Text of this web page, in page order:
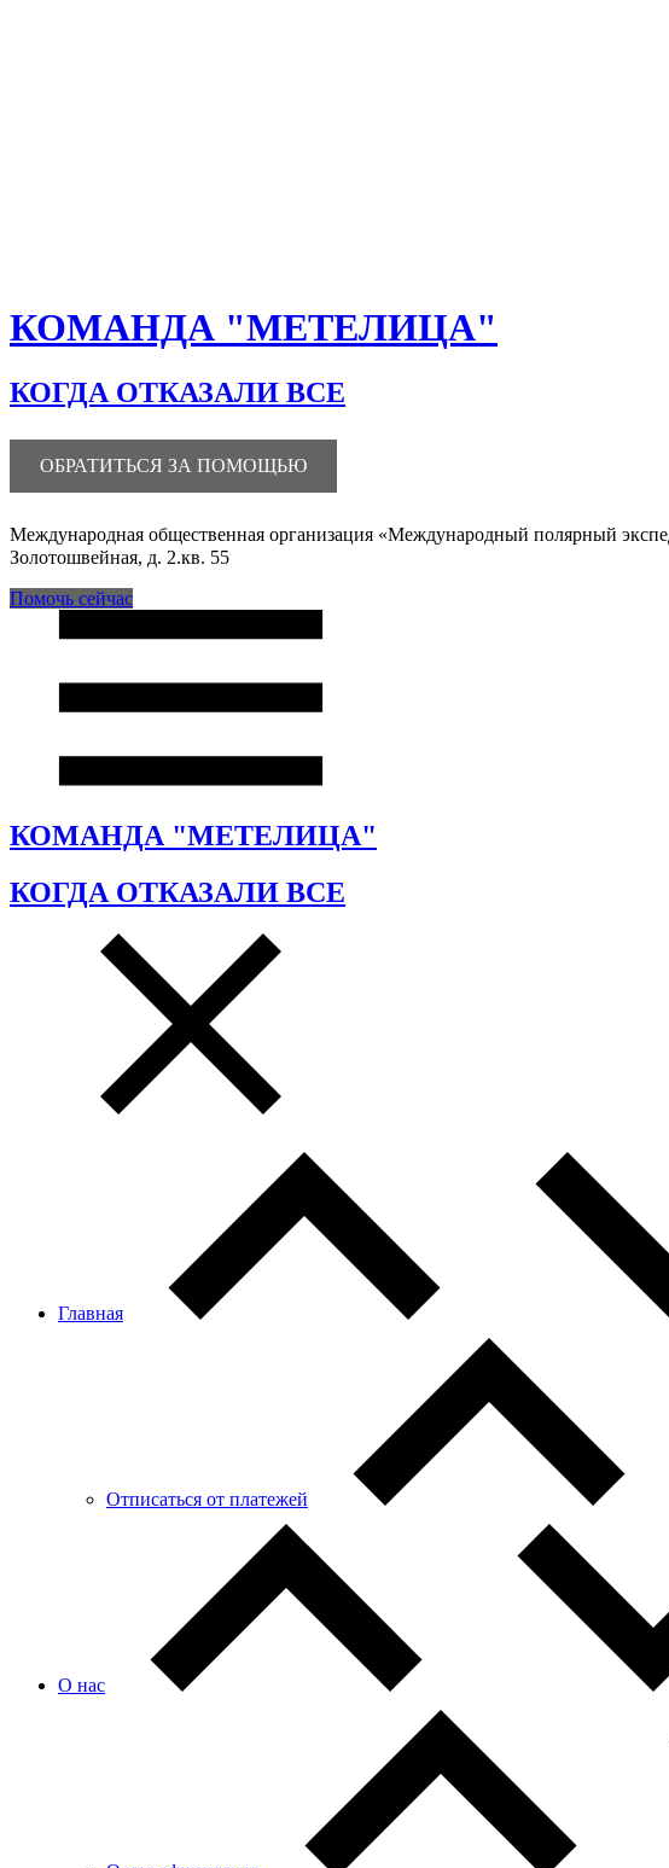
КОМАНДА "МЕТЕЛИЦА"
КОГДА ОТКАЗАЛИ ВСЕ
ОБРАТИТЬСЯ ЗА ПОМОЩЬЮ
Международная общественная организация «Международный полярный
Золотошвейная, д. 2.кв. 55
Помочь сейчас
КОМАНДА "МЕТЕЛИЦА"
КОГДА ОТКАЗАЛИ ВСЕ
Главная
Отписаться от платежей
О нас